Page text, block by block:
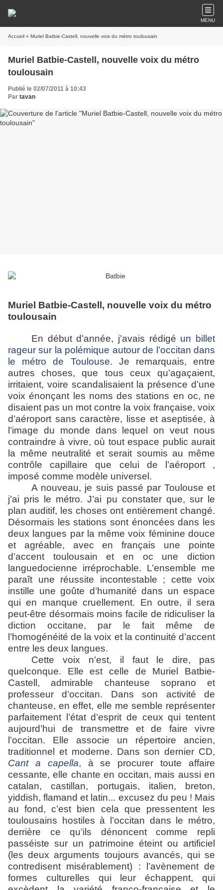
MENU
Accueil » Muriel Batbie-Castell, nouvelle voix du métro toulousain
Muriel Batbie-Castell, nouvelle voix du métro
toulousain
Publié le 02/07/2011 à 10:43
Par tavan
Muriel Batbie-Castell, nouvelle voix du métro
toulousain
En début d’année, j’avais rédigé un billet
rageur sur la polémique autour de l’occitan dans
le métro de Toulouse. Je remarquais, entre
autres choses, que tous ceux qu’agaçaient,
irritaient, voire scandalisaient la présence d’une
voix énonçant les noms des stations en oc, ne
disaient pas un mot contre la voix française, voix
d’aéroport sans caractère, lisse et aseptisée, à
l’image du monde dans lequel on veut nous
contraindre à vivre, où tout espace public aurait
la même neutralité et serait soumis au même
contrôle capillaire que celui de l’aéroport ,
imposé comme modèle universel.
A nouveau, je suis passé par Toulouse et
j’ai pris le métro. J’ai pu constater que, sur le
plan auditif, les choses ont entièrement changé.
Désormais les stations sont énoncées dans les
deux langues par la même voix féminine douce
et agréable, avec en français une pointe
d’accent toulousain et en oc une diction
languedocienne irréprochable. L’ensemble me
paraît une réussite incontestable ; cette voix
instille une goûte d’humanité dans un espace
qui en manque cruellement. En outre, il sera
peut-être désormais moins facile de ridiculiser la
diction occitane, par le fait même de
l’homogénéité de la voix et la continuité d’accent
entre les deux langues.
Cette voix n’est, il faut le dire, pas
quelconque. Elle est celle de Muriel Batbie-
Castell, admirable chanteuse soprano et
professeur d’occitan. Dans son activité de
chanteuse, en effet, elle me semble représenter
parfaitement l’état d’esprit de ceux qui tentent
aujourd’hui de transmettre et de faire vivre
l’occitan. Elle associe un répertoire ancien,
traditionnel et moderne. Dans son dernier CD,
Cant a capella, à se procurer toute affaire
cessante, elle chante en occitan, mais aussi en
catalan, castillan, portugais, italien, breton,
yiddish, flamand et latin... excusez du peu ! Mais
au fond, c’est bien cela que pressentent les
toulousains hostiles à l’occitan dans le métro,
derrière ce qu’ils dénoncent comme repli
passéiste sur un patrimoine éteint ou artificiel
(les deux arguments toujours avancés, qui se
contredisent misérablement) : l’avènement de
formes culturelles qui leur échappent, qui